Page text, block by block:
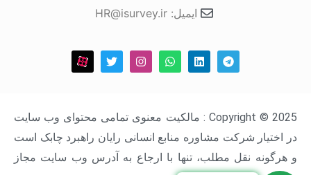
ایمیل: HR@isurvey.ir
Copyright © 2025 : مالکیت معنوی تمامی محتوای وب سایت
در اختیار شرکت مشاوره منابع انسانی رایان راهبرد چابک است
و هرگونه نقل مطلب، تنها با ارجاع به آدرس وب سایت مجاز